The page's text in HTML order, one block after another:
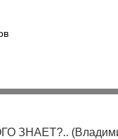
ЗНАЕТ?..